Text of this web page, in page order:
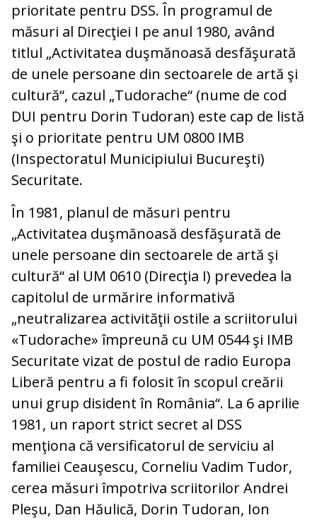
prioritate pentru DSS. În programul de
măsuri al Direcţiei I pe anul 1980, având
titlul „Activitatea duşmănoasă desfăşurată
de unele persoane din sectoarele de artă şi
cultură“, cazul „Tudorache“ (nume de cod
DUI pentru Dorin Tudoran) este cap de listă
şi o prioritate pentru UM 0800 IMB
(Inspectoratul Municipiului Bucureşti)
Securitate.
În 1981, planul de măsuri pentru
„Activitatea duşmănoasă desfăşurată de
unele persoane din sectoarele de artă şi
cultură“ al UM 0610 (Direcţia I) prevedea la
capitolul de urmărire informativă
„neutralizarea activităţii ostile a scriitorului
«Tudorache» împreună cu UM 0544 şi IMB
Securitate vizat de postul de radio Europa
Liberă pentru a fi folosit în scopul creării
unui grup disident în România“. La 6 aprilie
1981, un raport strict secret al DSS
menţiona că versificatorul de serviciu al
familiei Ceauşescu, Corneliu Vadim Tudor,
cerea măsuri împotriva scriitorilor Andrei
Pleşu, Dan Hăulică, Dorin Tudoran, Ion